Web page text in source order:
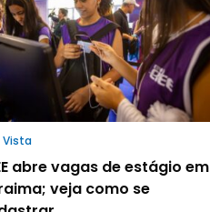
Vista
abre vagas de estágio em
veja como se